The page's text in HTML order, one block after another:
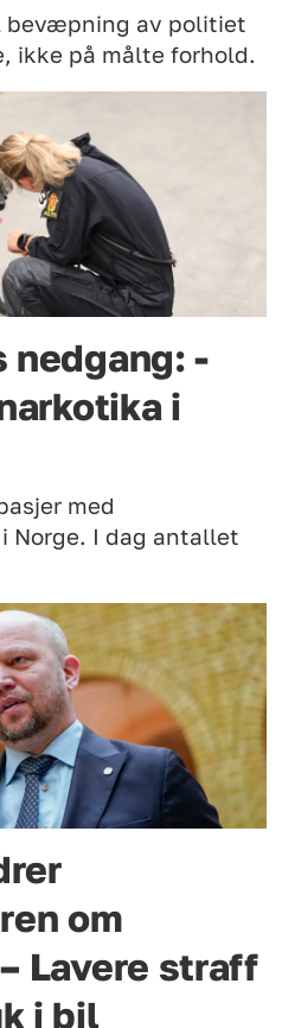
bevæpning av politiet
ikke på målte forhold.
nedgang: -
i
med
Norge. I dag antallet
om
Lavere straff
i bil